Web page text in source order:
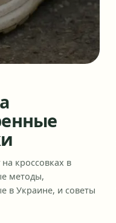
кроссовках в
методы,
в Украине, и советы